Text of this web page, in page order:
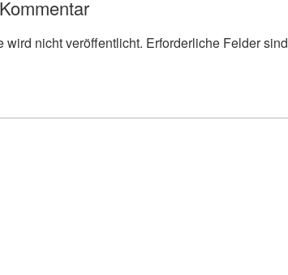
wird nicht veröffentlicht. Erforderliche Felder sind